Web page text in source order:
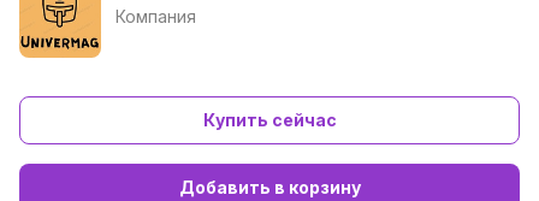
Компания
Купить сейчас
Добавить в корзину